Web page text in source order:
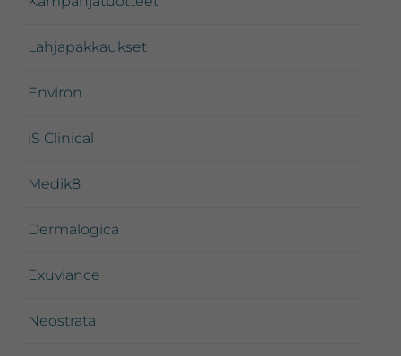
Lahjapakkaukset
Environ
iS Clinical
Medik8
Dermalogica
Exuviance
Neostrata